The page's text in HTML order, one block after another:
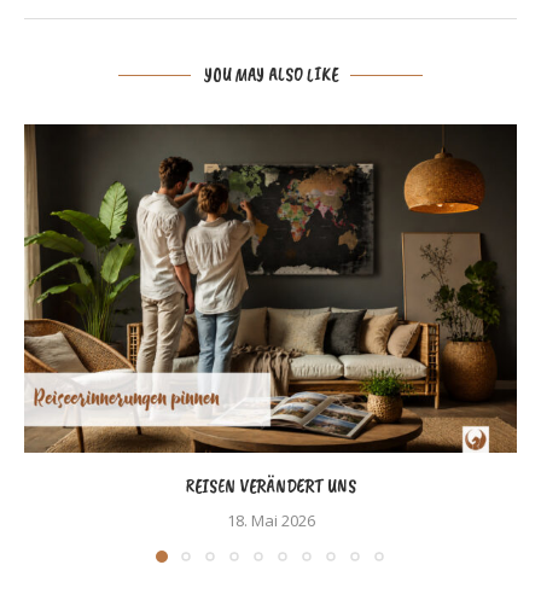
YOU MAY ALSO LIKE
REISEN VERÄNDERT UNS
18. Mai 2026